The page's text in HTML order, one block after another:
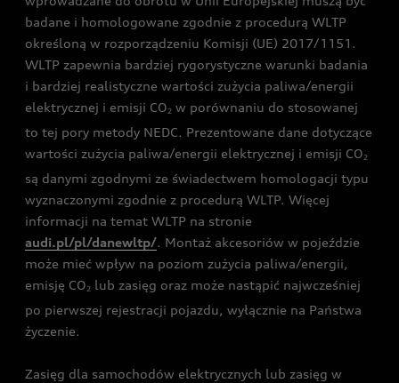
badane i homologowane zgodnie z procedurą WLTP
określoną w rozporządzeniu Komisji (UE) 2017/1151.
WLTP zapewnia bardziej rygorystyczne warunki badania
i bardziej realistyczne wartości zużycia paliwa/energii
elektrycznej i emisji CO 2 w porównaniu do stosowanej
to tej pory metody NEDC. Prezentowane dane dotyczące
wartości zużycia paliwa/energii elektrycznej i emisji CO 2
są danymi zgodnymi ze świadectwem homologacji typu
wyznaczonymi zgodnie z procedurą WLTP. Więcej
informacji na temat WLTP na stronie
audi.pl/pl/danewltp/. Montaż akcesoriów w pojeździe
może mieć wpływ na poziom zużycia paliwa/energii,
emisję CO2 lub zasięg oraz może nastąpić najwcześniej
po pierwszej rejestracji pojazdu, wyłącznie na Państwa
życzenie.
Zasięg dla samochodów elektrycznych lub zasięg w